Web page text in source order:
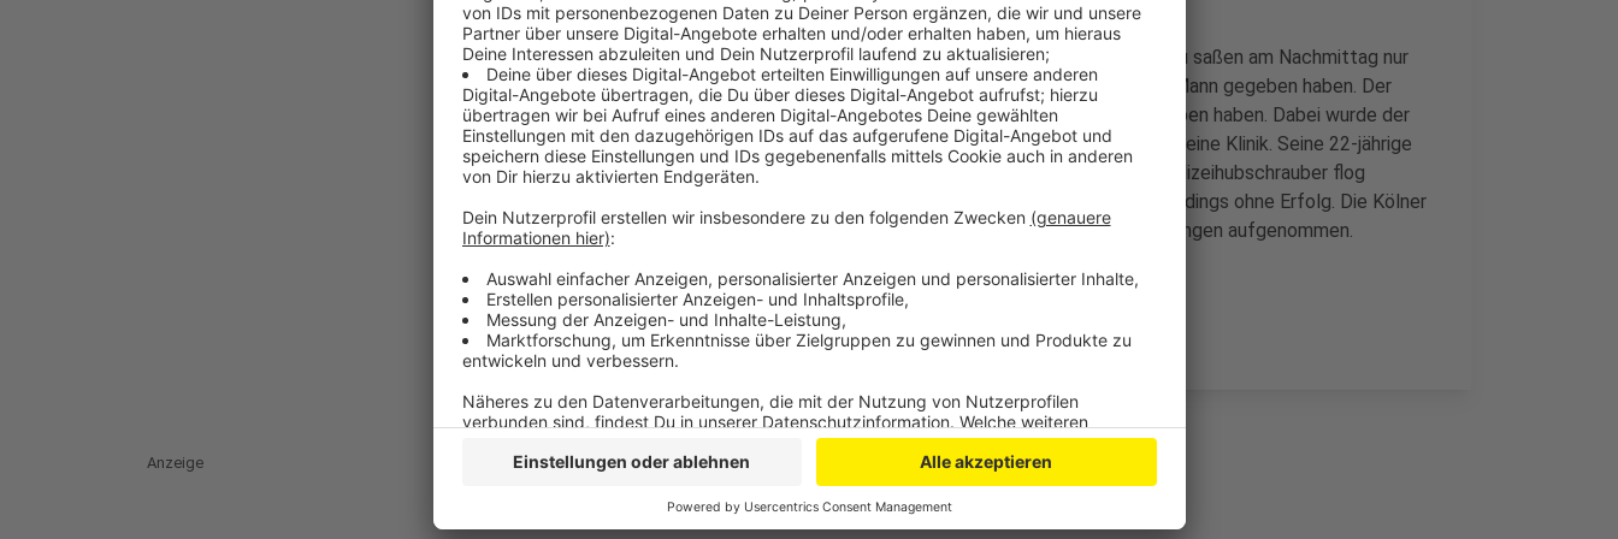
Die genauen Hintergründe sind noch unklar: Ein Mann und eine Frau saßen am Nachmittag nur
gemeinsam im Auto, es soll einen Streit mit einem unbekannten Mann gegeben haben. Der
Mann soll dann mehrere Schüsse auf das stehende Auto abgegeben haben. Dabei wurde der
39-jährige Mann im Auto schwer an den Beinen verletzt, er kam in eine Klinik. Seine 22-jährige
Begleiterin bleib unverletzt. Sie saß auf dem Beifahrersitz. Ein Polizeihubschrauber flog
gestern über Köln, um den mutmaßlichen Täter aufzuspüren. Allerdings ohne Erfolg. Die Kölner
Polizei sucht nach Zeugen, eine Mordkommission hat die Ermittlungen aufgenommen.
Anzeige
Anzeige